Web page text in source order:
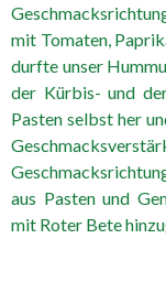
mit Tomaten,
durfte unser
der Kürbis- und
Pasten selbst her
aus Pasten und
mit Roter Bete